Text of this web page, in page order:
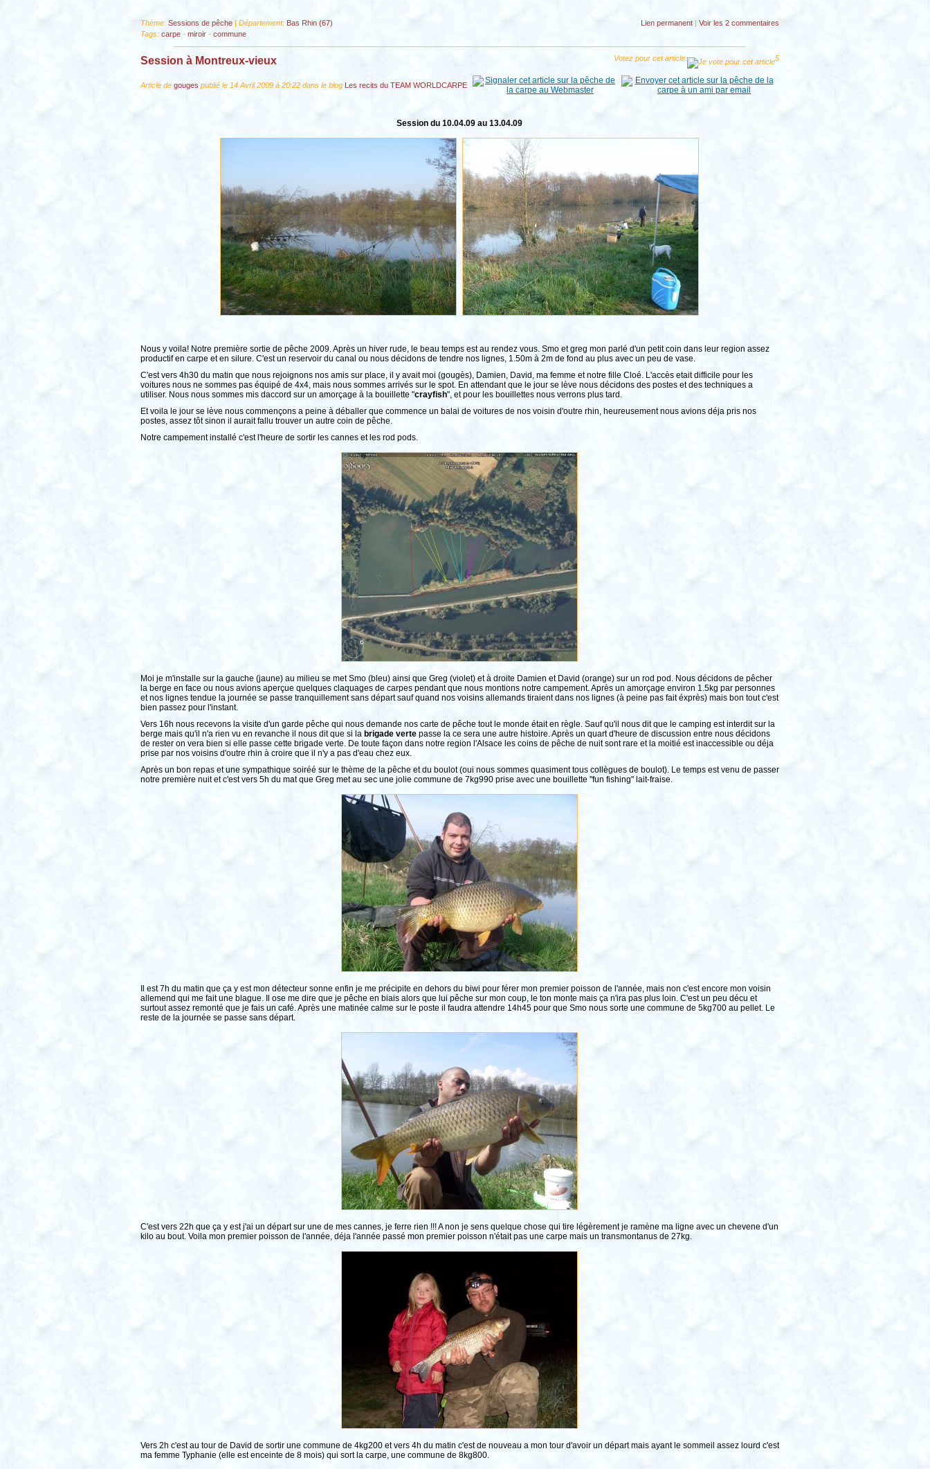
Thème: Sessions de pêche| Département: Bas Rhin (67) Lien permanent| Voirles 2 commentaires
Tags: carpe- miroir- commune
Session à Montreux-vieux Votez pour cet article: 5
Article de gouges publié le 14 Avril 2009 à 20:22 dans le blog Les recits du TEAM WORLDCARPE
Session du 10.04.09 au 13.04.09
Nous y voila! Notre première sortie de pêche 2009. Après un hiver rude, le beau temps est au rendez vous. Smo et greg mon parlé d'un petit coin dans leur region assez
productif en carpe et en silure. C'est un reservoir du canal ou nous décidons de tendre nos lignes, 1.50m à 2m de fond au plus avec un peu de vase.
C'est vers 4h30 du matin que nous rejoignons nos amis sur place, il y avait moi (gougès), Damien, David, ma femme et notre fille Cloé. L'accès etait difficile pour les
voitures nous ne sommes pas équipé de 4x4, mais nous sommes arrivés sur le spot. En attendant que le jour se lève nous décidons des postes et des techniques a
utiliser. Nous nous sommes mis daccord sur un amorçage à la bouillette "crayfish", et pour les bouillettes nous verrons plus tard.
Et voila le jour se lève nous commençons a peine à déballer que commence un balai de voitures de nos voisin d'outre rhin, heureusement nous avions déja pris nos
postes, assez tôt sinon il aurait fallu trouver un autre coin de pêche.
Notre campement installé c'est l'heure de sortir les cannes et les rod pods.
Moi je m'installe sur la gauche (jaune) au milieu se met Smo (bleu) ainsi que Greg (violet) et à droite Damien et David (orange) sur un rod pod. Nous décidons de pêcher
la berge en face ou nous avions aperçue quelques claquages de carpes pendant que nous montions notre campement. Après un amorçage environ 1.5kg par personnes
et nos lignes tendue la journée se passe tranquillement sans départ sauf quand nos voisins allemands tiraient dans nos lignes (à peine pas fait éxprès) mais bon tout c'est
bien passez pour l'instant.
Vers 16h nous recevons la visite d'un garde pêche qui nous demande nos carte de pêche tout le monde était en règle. Sauf qu'il nous dit que le camping est interdit sur la
berge mais qu'il n'a rien vu en revanche il nous dit que si la brigade verte passe la ce sera une autre histoire. Après un quart d'heure de discussion entre nous décidons
de rester on vera bien si elle passe cette brigade verte. De toute façon dans notre region l'Alsace les coins de pêche de nuit sont rare et la moitié est inaccessible ou déja
prise par nos voisins d'outre rhin à croire que il n'y a pas d'eau chez eux.
Après un bon repas et une sympathique soiréé sur le thème de la pêche et du boulot (oui nous sommes quasiment tous collègues de boulot). Le temps est venu de passer
notre première nuit et c'est vers 5h du mat que Greg met au sec une jolie commune de 7kg990 prise avec une bouillette "fun fishing" lait-fraise.
Il est 7h du matin que ça y est mon détecteur sonne enfin je me précipite en dehors du biwi pour férer mon premier poisson de l'année, mais non c'est encore mon voisin
allemend qui me fait une blague. Il ose me dire que je pêche en biais alors que lui pêche sur mon coup, le ton monte mais ça n'ira pas plus loin. C'est un peu décu et
surtout assez remonté que je fais un café. Après une matinée calme sur le poste il faudra attendre 14h45 pour que Smo nous sorte une commune de 5kg700 au pellet. Le
reste de la journée se passe sans départ.
C'est vers 22h que ça y est j'ai un départ sur une de mes cannes, je ferre rien !!! A non je sens quelque chose qui tire légèrement je ramène ma ligne avec un chevene d'un
kilo au bout. Voila mon premier poisson de l'année, déja l'année passé mon premier poisson n'était pas une carpe mais un transmontanus de 27kg.
Vers 2h c'est au tour de David de sortir une commune de 4kg200 et vers 4h du matin c'est de nouveau a mon tour d'avoir un départ mais ayant le sommeil assez lourd c'est
ma femme Typhanie (elle est enceinte de 8 mois) qui sort la carpe, une commune de 8kg800.